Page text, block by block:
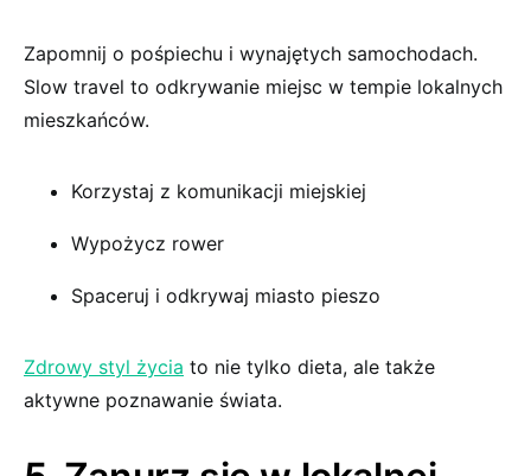
Zapomnij o pośpiechu i wynajętych samochodach.
Slow travel to odkrywanie miejsc w tempie lokalnych
mieszkańców.
Korzystaj z komunikacji miejskiej
Wypożycz rower
Spaceruj i odkrywaj miasto pieszo
Zdrowy styl życia to nie tylko dieta, ale także
aktywne poznawanie świata.